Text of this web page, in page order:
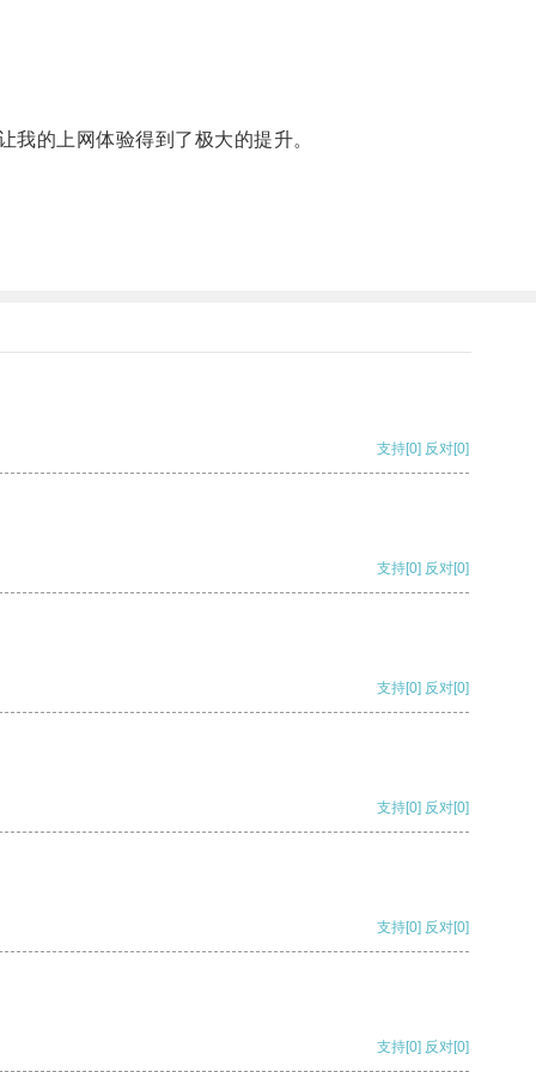
的上网体验得到了极大的提升。
支持[0] 反对[0]
支持[0] 反对[0]
支持[0] 反对[0]
支持[0] 反对[0]
支持[0] 反对[0]
支持[0] 反对[0]